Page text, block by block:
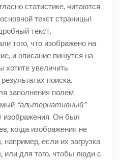
статистике, читаются
текст страницы!
текст,
того, что изображено на
и описание пишутся на
хотите увеличить
поиска.
заполнения полем
“альтернативный”
изображения. Он был
когда изображения не
например, если их загрузка
или для того, чтобы люди с